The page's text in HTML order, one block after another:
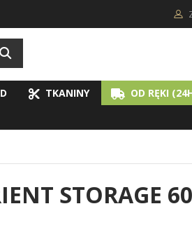
TKANINY
OD RĘKI
STORAGE